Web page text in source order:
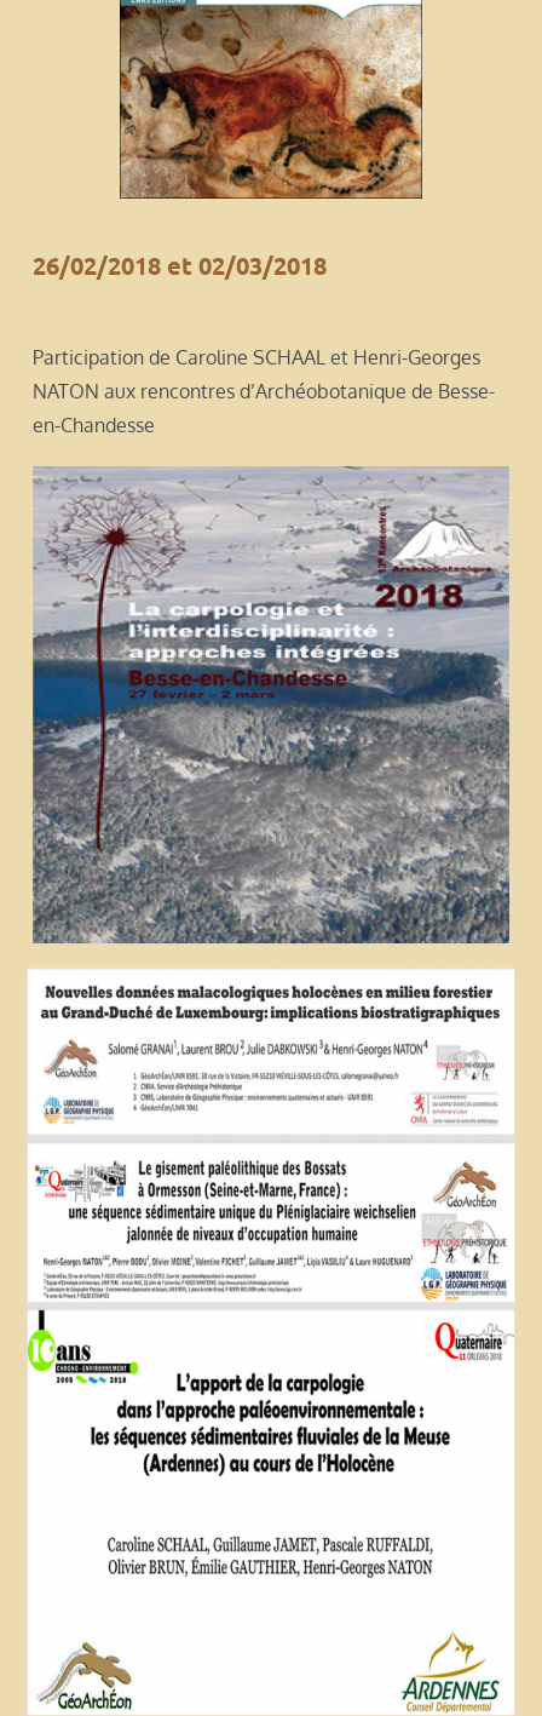
26/02/2018 et 02/03/2018
Participation de Caroline SCHAAL et Henri-Georges
NATON aux rencontres d’Archéobotanique de Besse-
en-Chandesse